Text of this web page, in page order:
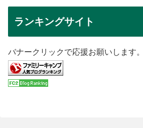
ランキングサイト
バナークリックで応援お願いします。